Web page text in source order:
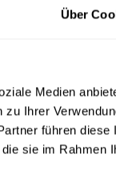
Über
Medien
zu Ihrer
führen diese
sie im Rahmen